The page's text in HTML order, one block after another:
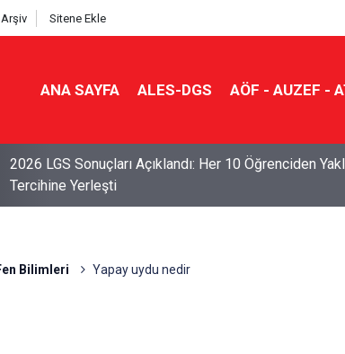
Arşiv Sitene Ekle
ANA SAYFA ALES-DGS AÖF - AUZEF -
2026 LGS Sonuçları Açıklandı: Her 10 Öğrenciden
Tercihine Yerleşti
Bilimleri Yapay uydu nedir